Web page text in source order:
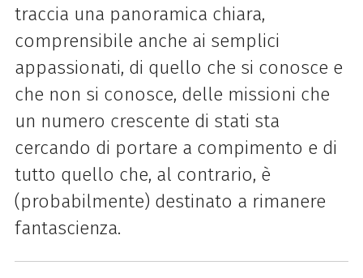
traccia una panoramica chiara,
comprensibile anche ai semplici
appassionati, di quello che si conosce e
che non si conosce, delle missioni che
un numero crescente di stati sta
cercando di portare a compimento e di
tutto quello che, al contrario, è
(probabilmente) destinato a rimanere
fantascienza.